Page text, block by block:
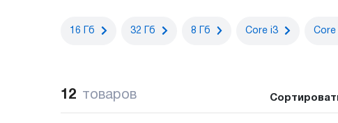
16 Гб 32 Гб 8 Гб Core i3 Core
12 товаров